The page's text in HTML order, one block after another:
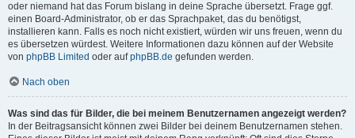
oder niemand hat das Forum bislang in deine Sprache übersetzt. Frage ggf.
einen Board-Administrator, ob er das Sprachpaket, das du benötigst,
installieren kann. Falls es noch nicht existiert, würden wir uns freuen, wenn du
es übersetzen würdest. Weitere Informationen dazu können auf der Website
von phpBB Limited oder aufphpBB.de gefunden werden.
Nach oben
Was sind das für Bilder, die bei meinem Benutzernamen angezeigt werden?
In der Beitragsansicht können zwei Bilder bei deinem Benutzernamen stehen.